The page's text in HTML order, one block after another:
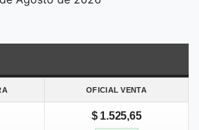
OFICIAL VENTA
$ 1.525,65